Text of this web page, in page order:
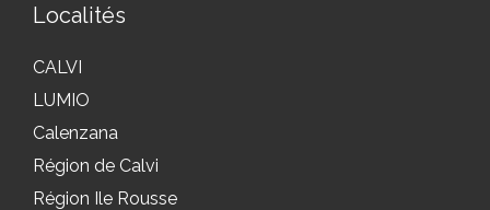
Localités
CALVI
LUMIO
Calenzana
Région de Calvi
Région Ile Rousse